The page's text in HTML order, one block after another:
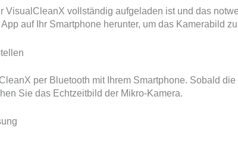
VisualCleanX vollständig aufgeladen ist und das
auf Ihr Smartphone herunter, um das Kamerabild
per Bluetooth mit Ihrem Smartphone. Sobald
Sie das Echtzeitbild der Mikro-Kamera.